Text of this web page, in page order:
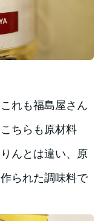
れも福島屋さん
ちらも原材料
んとは違い、原
られた調味料で